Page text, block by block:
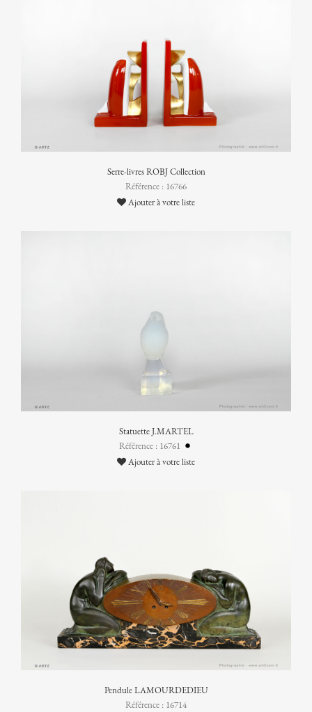
Serre-livres ROBJ Collection
Référence : 16766
Ajouter à votre liste
Statuette J.MARTEL
Référence : 16761
Ajouter à votre liste
Pendule LAMOURDEDIEU
Référence : 16714